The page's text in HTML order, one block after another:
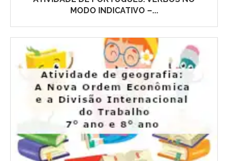
MODO INDICATIVO –...